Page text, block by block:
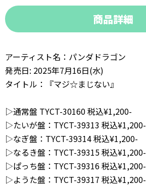
商品詳細
アーティスト名：パンダドラゴン
発売日: 2025年7月16日(水)
タイトル：『マジ☆まじない』
▷通常盤 TYCT-30160 税込¥1,200-
▷たいが盤：TYCT-39313 税込¥1,200-
▷なぎ盤：TYCT-39314 税込¥1,200-
▷なるき盤：TYCT-39315 税込¥1,200-
▷ぱっち盤：TYCT-39316 税込¥1,200-
▷ようた盤：TYCT-39317 税込¥1,200-